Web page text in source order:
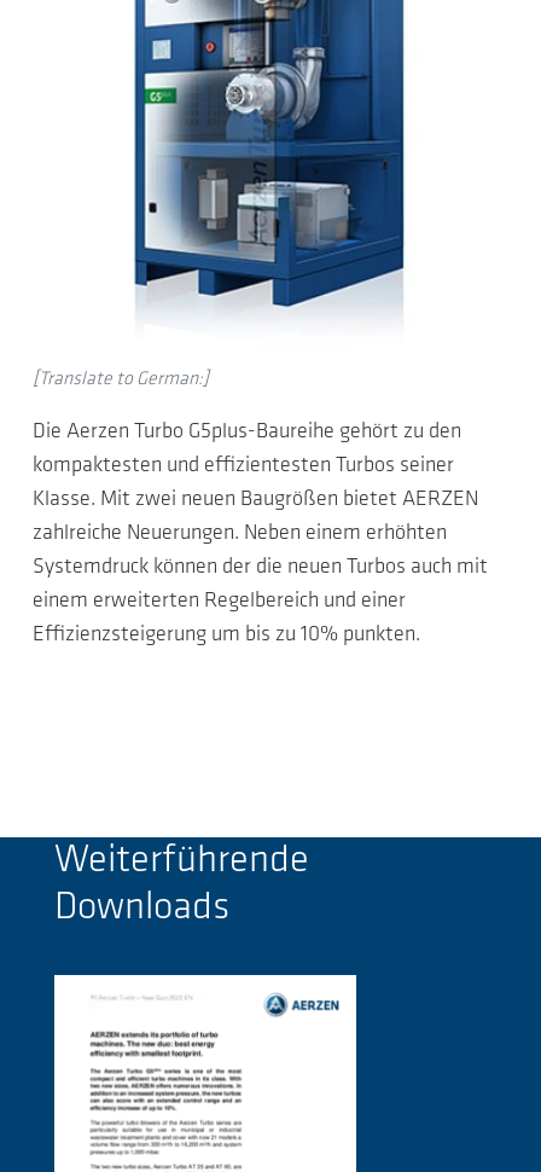
[Translate to German:]
Die Aerzen Turbo G5plus-Baureihe gehört zu den
kompaktesten und effizientesten Turbos seiner
Klasse. Mit zwei neuen Baugrößen bietet AERZEN
zahlreiche Neuerungen. Neben einem erhöhten
Systemdruck können der die neuen Turbos auch mit
einem erweiterten Regelbereich und einer
Effizienzsteigerung um bis zu 10% punkten.
Weiterführende
Downloads